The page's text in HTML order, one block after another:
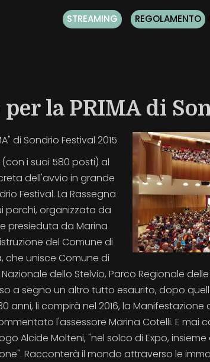
STREAMING REGOLAMENTO
la PRIMA di
di Sondrio Festival 2015
i suoi 580 posti) al
dell'avvio in grande
Festival. La Rassegna
parchi, organizzata da
presieduta da Marina
del Comune di
che unisce Comune di
dello Stelvio, Parco Regionale
a segno un altro tutto esaurito, dopo
anni, li compirà nel 2016, la
l'assessore Marina Cotelli. E mai
Alcide Molteni, "nel solco di Expo,
Racconterà il mondo attraverso le